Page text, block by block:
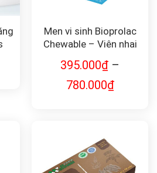
Men vi sinh Bioprolac
Chewable – Viên nhai
vệ sức khỏe
395.000₫ –
780.000₫